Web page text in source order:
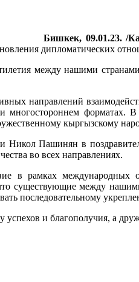
Бишкек, 09.01.23. /
дипломатических
между нашими
направлений
многостороннем форматах.
кыргызскому
Никол Пашинян в
во всех направлениях.
в рамках международных
существующие между
последовательному
и благополучия, а